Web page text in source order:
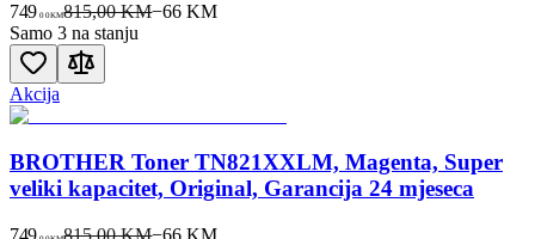
749 00KM815,00 KM−66 KM
Samo 3 na stanju
Akcija
BROTHER Toner TN821XXLM, Magenta, Super
veliki kapacitet, Original, Garancija 24 mjeseca
749 815,00 KM−66 KM